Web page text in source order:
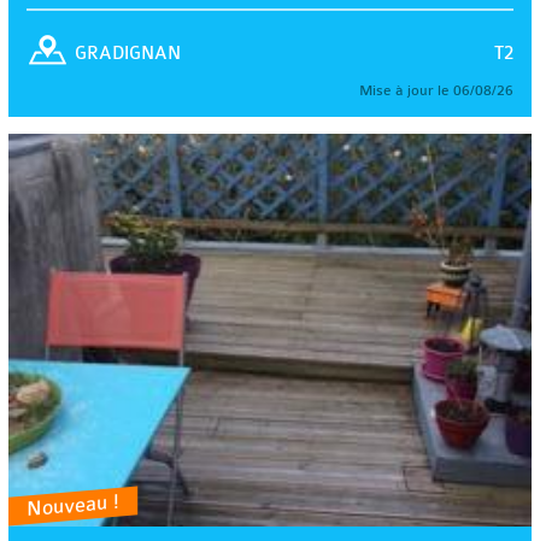
T2
GRADIGNAN
Mise à jour le 06/08/26
Nouveau !